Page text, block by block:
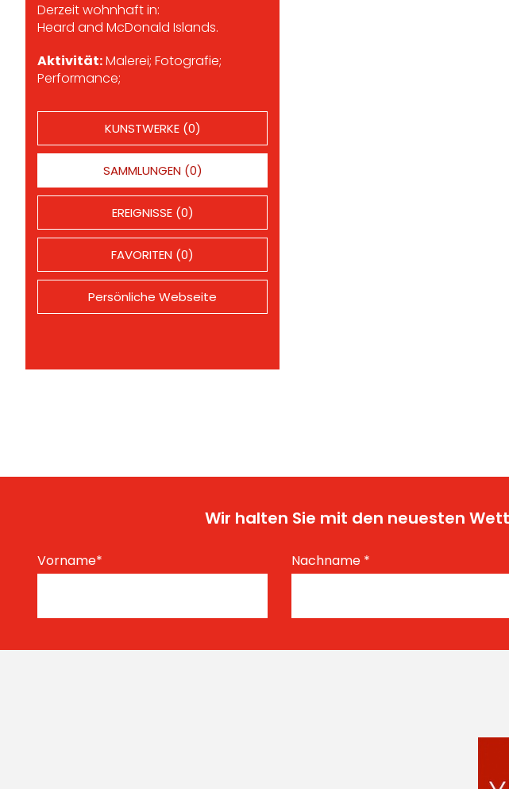
Derzeit wohnhaft in:
Heard and McDonald Islands.
Aktivität:Malerei; Fotografie;
Performance;
KUNSTWERKE (0)
SAMMLUNGEN (0)
EREIGNISSE (0)
FAVORITEN (0)
Persönliche Webseite
Wir halten Sie mit den neuesten
Vorname* Nachname *